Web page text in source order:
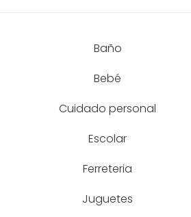
Baño
Bebé
Cuidado personal
Escolar
Ferreteria
Juguetes